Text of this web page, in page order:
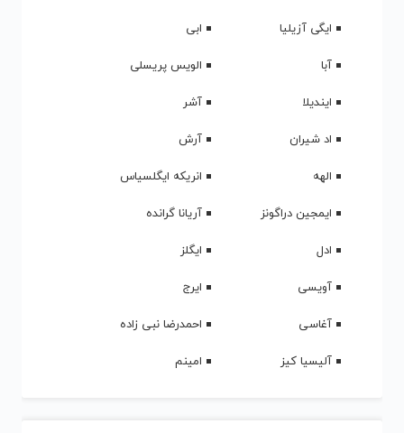
ایگی آزیلیا
ابی
آبا
الویس پریسلی
ایندیلا
آشر
اد شیران
آرش
الهه
انریکه ایگلسیاس
ایمجین دراگونز
آریانا گرانده
ادل
ایگلز
آویسی
ایرج
آغاسی
احمدرضا نبی زاده
آلیسیا کیز
امینم